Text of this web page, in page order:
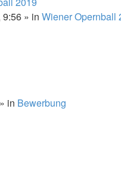
9:56 » in Wiener Opernball
» in Bewerbung